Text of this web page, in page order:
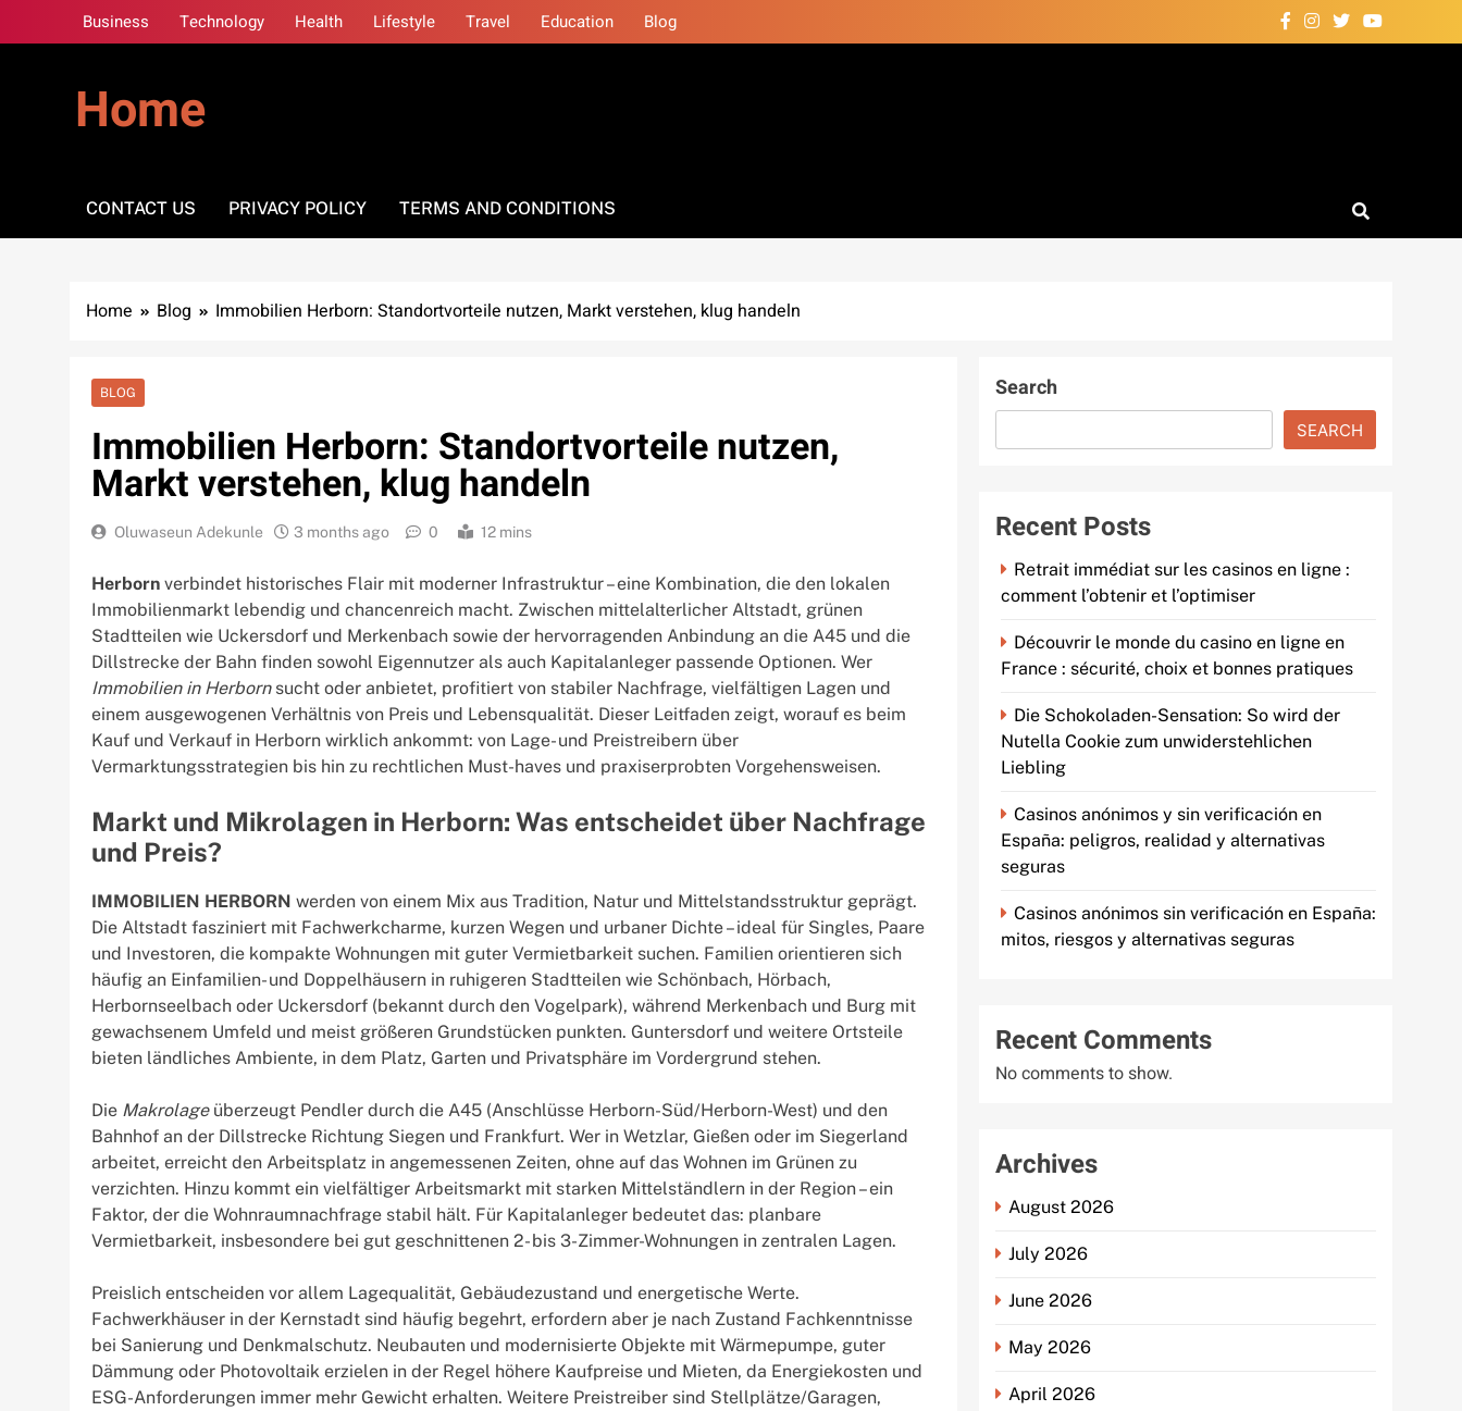
to
Business Technology Health Lifestyle Travel Education Blog
Home
CONTACT US PRIVACY POLICY TERMS AND CONDITIONS
Home Blog Immobilien Herborn: Standortvorteile nutzen, Markt verstehen, klug handeln
BLOG
Immobilien Herborn: Standortvorteile nutzen,
Markt verstehen, klug handeln
Oluwaseun Adekunle 3 months ago 0 12 mins
Herborn verbindet historisches Flair mit moderner Infrastruktur – eine Kombination, die den lokalen
Immobilienmarkt lebendig und chancenreich macht. Zwischen mittelalterlicher Altstadt, grünen
Stadtteilen wie Uckersdorf und Merkenbach sowie der hervorragenden Anbindung an die A45 und die
Dillstrecke der Bahn finden sowohl Eigennutzer als auch Kapitalanleger passende Optionen. Wer
Immobilien in Herbornsucht oder anbietet, profitiert von stabiler Nachfrage, vielfältigen Lagen und
einem ausgewogenen Verhältnis von Preis und Lebensqualität. Dieser Leitfaden zeigt, worauf es beim
Kauf und Verkauf in Herborn wirklich ankommt: von Lage- und Preistreibern über
Vermarktungsstrategien bis hin zu rechtlichen Must-haves und praxiserprobten Vorgehensweisen.
Markt und Mikrolagen in Herborn: Was entscheidet über Nachfrage
und Preis?
IMMOBILIEN HERBORN werden von einem Mix aus Tradition, Natur und Mittelstandsstruktur geprägt.
Die Altstadt fasziniert mit Fachwerkcharme, kurzen Wegen und urbaner Dichte – ideal für Singles, Paare
und Investoren, die kompakte Wohnungen mit guter Vermietbarkeit suchen. Familien orientieren sich
häufig an Einfamilien- und Doppelhäusern in ruhigeren Stadtteilen wie Schönbach, Hörbach,
Herbornseelbach oder Uckersdorf (bekannt durch den Vogelpark), während Merkenbach und Burg mit
gewachsenem Umfeld und meist größeren Grundstücken punkten. Guntersdorf und weitere Ortsteile
bieten ländliches Ambiente, in dem Platz, Garten und Privatsphäre im Vordergrund stehen.
Die Makrolageüberzeugt Pendler durch die A45 (Anschlüsse Herborn-Süd/Herborn-West) und den
Bahnhof an der Dillstrecke Richtung Siegen und Frankfurt. Wer in Wetzlar, Gießen oder im Siegerland
arbeitet, erreicht den Arbeitsplatz in angemessenen Zeiten, ohne auf das Wohnen im Grünen zu
verzichten. Hinzu kommt ein vielfältiger Arbeitsmarkt mit starken Mittelständlern in der Region – ein
Faktor, der die Wohnraumnachfrage stabil hält. Für Kapitalanleger bedeutet das: planbare
Vermietbarkeit, insbesondere bei gut geschnittenen 2- bis 3-Zimmer-Wohnungen in zentralen Lagen.
Preislich entscheiden vor allem Lagequalität, Gebäudezustand und energetische Werte.
Fachwerkhäuser in der Kernstadt sind häufig begehrt, erfordern aber je nach Zustand Fachkenntnisse
bei Sanierung und Denkmalschutz. Neubauten und modernisierte Objekte mit Wärmepumpe, guter
Dämmung oder Photovoltaik erzielen in der Regel höhere Kaufpreise und Mieten, da Energiekosten und
ESG-Anforderungen immer mehr Gewicht erhalten. Weitere Preistreiber sind Stellplätze/Garagen,
Search
SEARCH
Recent Posts
Retrait immédiat sur les casinos en ligne :
comment l’obtenir et l’optimiser
Découvrir le monde du casino en ligne en
France : sécurité, choix et bonnes pratiques
Die Schokoladen-Sensation: So wird der
Nutella Cookie zum unwiderstehlichen
Liebling
Casinos anónimos y sin verificación en
España: peligros, realidad y alternativas
seguras
Casinos anónimos sin verificación en España:
mitos, riesgos y alternativas seguras
Recent Comments
No comments to show.
Archives
August 2026
July 2026
June 2026
May 2026
April 2026